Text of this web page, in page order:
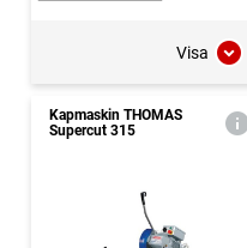
Visa
Kapmaskin THOMAS
Supercut 315